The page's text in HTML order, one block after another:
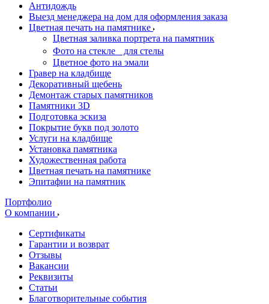
Антидождь
Выезд менеджера на дом для оформления заказа
Цветная печать на памятнике
Цветная заливка портрета на памятник
Фото на стекле для стелы
Цветное фото на эмали
Гравер на кладбище
Декоративный щебень
Демонтаж старых памятников
Памятники 3D
Подготовка эскиза
Покрытие букв под золото
Услуги на кладбище
Установка памятника
Художественная работа
Цветная печать на памятнике
Эпитафии на памятник
Портфолио
О компании
Сертификаты
Гарантии и возврат
Отзывы
Вакансии
Реквизиты
Статьи
Благотворительные события